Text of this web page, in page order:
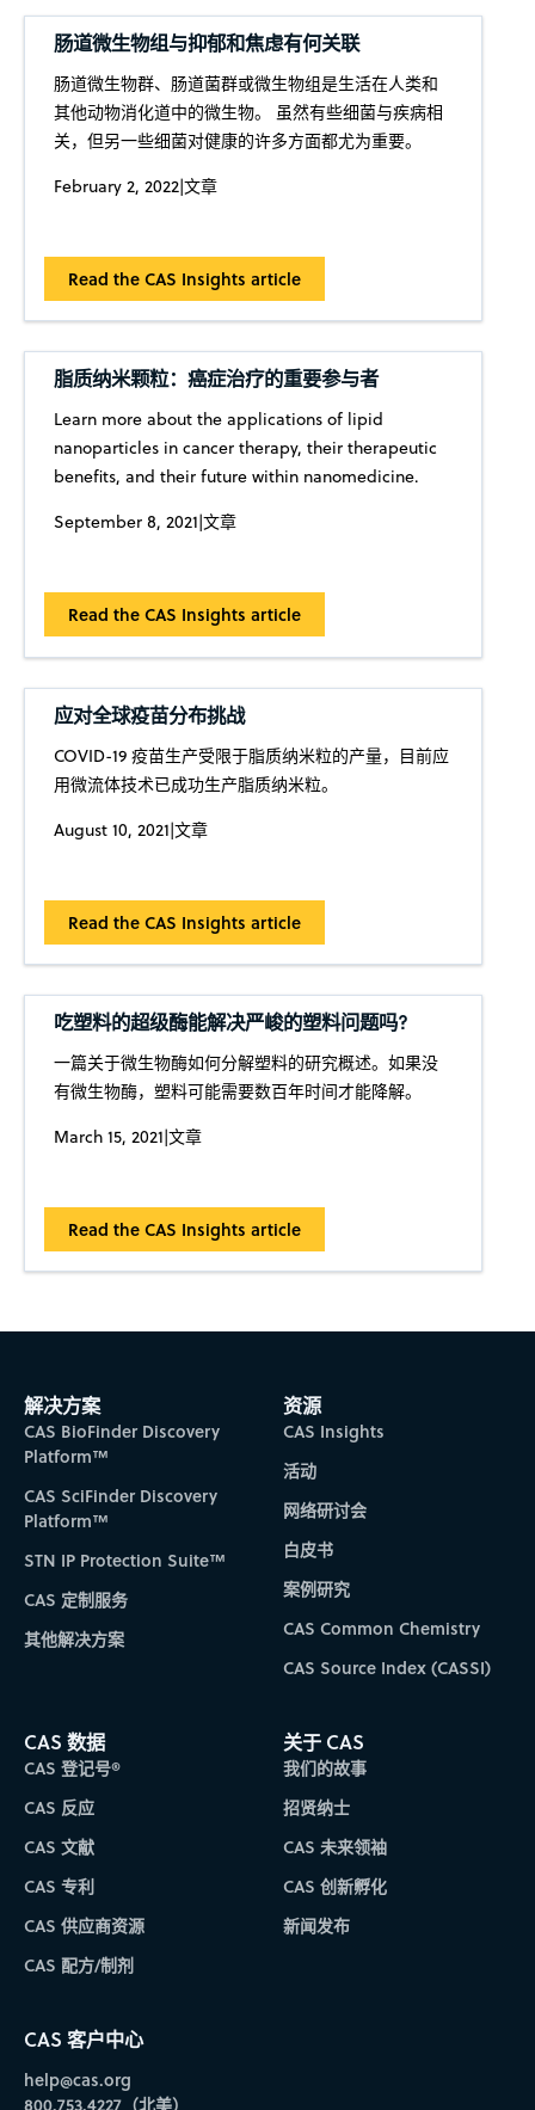
肠道微生物组与抑郁和焦虑有何关联
肠道微生物群、肠道菌群或微生物组是生活在人类和
其他动物消化道中的微生物。 虽然有些细菌与疾病相
关，但另一些细菌对健康的许多方面都尤为重要。
February 2, 2022|文章
Read the CAS Insights article
脂质纳米颗粒：癌症治疗的重要参与者
Learn more about the applications of lipid
nanoparticles in cancer therapy, their therapeutic
benefits, and their future within nanomedicine.
September 8, 2021|文章
Read the CAS Insights article
应对全球疫苗分布挑战
COVID-19 疫苗生产受限于脂质纳米粒的产量，目前应
用微流体技术已成功生产脂质纳米粒。
August 10, 2021|文章
Read the CAS Insights article
吃塑料的超级酶能解决严峻的塑料问题吗?
一篇关于微生物酶如何分解塑料的研究概述。如果没
有微生物酶，塑料可能需要数百年时间才能降解。
March 15, 2021|文章
Read the CAS Insights article
解决方案
CAS BioFinder Discovery
Platform™
CAS SciFinder Discovery
Platform™
STN IP Protection Suite™
CAS 定制服务
其他解决方案
资源
CAS Insights
活动
网络研讨会
白皮书
案例研究
CAS Common Chemistry
CAS Source Index (CASSI)
CAS 数据
CAS 登记号®
CAS 反应
CAS 文献
CAS 专利
CAS 供应商资源
CAS 配方/制剂
关于 CAS
我们的故事
招贤纳士
CAS 未来领袖
CAS 创新孵化
新闻发布
CAS 客户中心
help@cas.org
800.753.4227（北美）